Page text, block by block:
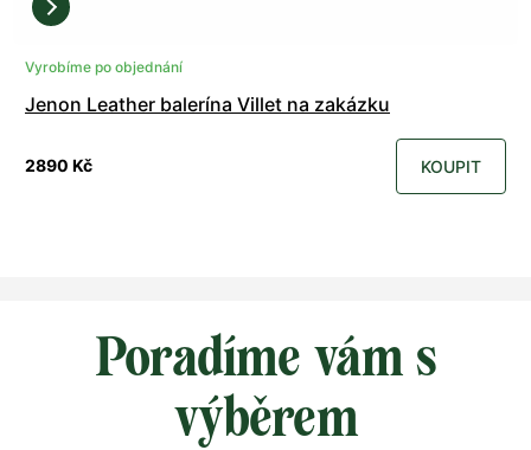
Vyrobíme po objednání
Jenon Leather balerína Villet na zakázku
2890 Kč KOUPIT
Poradíme vám s
výběrem